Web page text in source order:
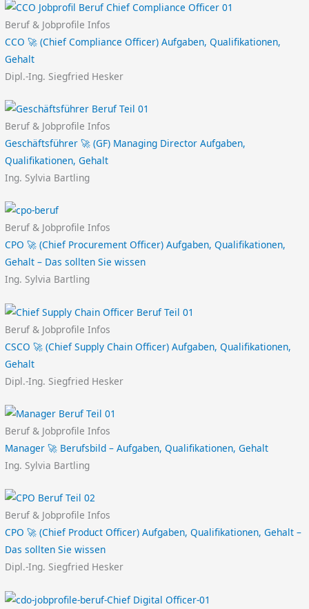
Beruf & Jobprofile Infos
CCO 🚀 (Chief Compliance Officer) Aufgaben, Qualifikationen,
Gehalt
Dipl.-Ing. Siegfried Hesker
Beruf & Jobprofile Infos
Geschäftsführer 🚀 (GF) Managing Director Aufgaben,
Qualifikationen, Gehalt
Ing. Sylvia Bartling
Beruf & Jobprofile Infos
CPO 🚀 (Chief Procurement Officer) Aufgaben, Qualifikationen,
Gehalt – Das sollten Sie wissen
Ing. Sylvia Bartling
Beruf & Jobprofile Infos
CSCO 🚀 (Chief Supply Chain Officer) Aufgaben, Qualifikationen,
Gehalt
Dipl.-Ing. Siegfried Hesker
Beruf & Jobprofile Infos
Manager 🚀 Berufsbild – Aufgaben, Qualifikationen, Gehalt
Ing. Sylvia Bartling
Beruf & Jobprofile Infos
CPO 🚀 (Chief Product Officer) Aufgaben, Qualifikationen, Gehalt –
Das sollten Sie wissen
Dipl.-Ing. Siegfried Hesker